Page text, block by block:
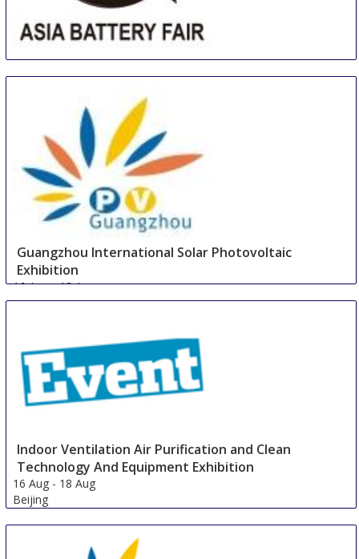
Guangzhou International Solar Photovoltaic
Exhibition
16 Aug-18 Aug
Guangzhou area
Indoor Ventilation Air Purification and Clean
Technology And Equipment Exhibition
16 Aug - 18 Aug
Beijing